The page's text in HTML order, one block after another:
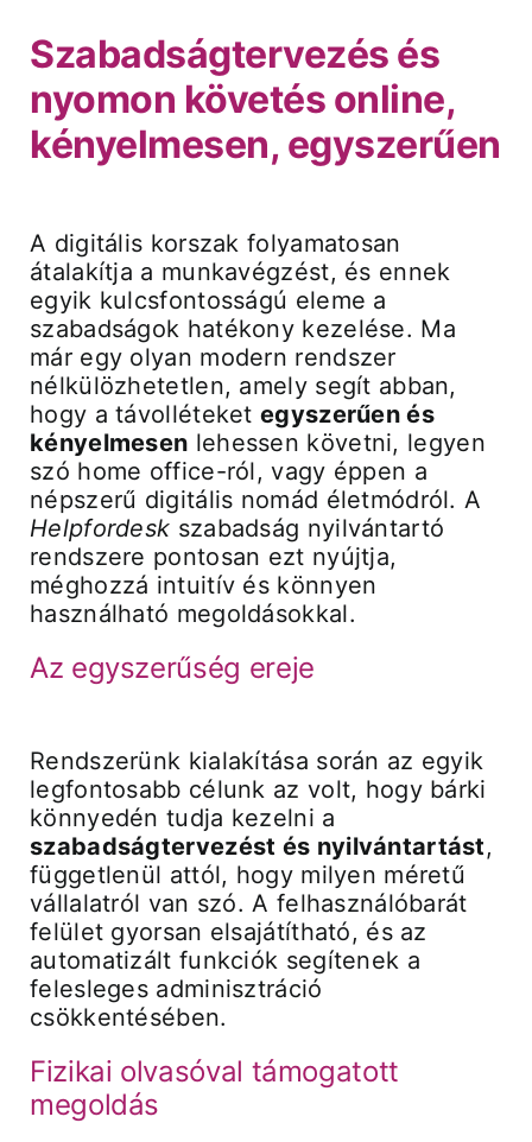
Árak és vásárlás
Regisztráció
Támogatás
Szabadságtervezés és
nyomon követés online,
kényelmesen, egyszerűen
A digitális korszak folyamatosan
átalakítja a munkavégzést, és ennek
egyik kulcsfontosságú eleme a
szabadságok hatékony kezelése. Ma
már egy olyan modern rendszer
nélkülözhetetlen, amely segít abban,
hogy a távolléteketegyszerűen és
kényelmesen lehessen követni, legyen
szó home office-ról, vagy éppen a
népszerű digitális nomád életmódról. A
Helpfordesk szabadság nyilvántartó
rendszere pontosan ezt nyújtja,
méghozzá intuitív és könnyen
használható megoldásokkal.
Az egyszerűség ereje
Rendszerünk kialakítása során az egyik
legfontosabb célunk az volt, hogy bárki
könnyedén tudja kezelni a
szabadságtervezést és nyilvántartást,
függetlenül attól, hogy milyen méretű
vállalatról van szó. A felhasználóbarát
felület gyorsan elsajátítható, és az
automatizált funkciók segítenek a
felesleges adminisztráció
csökkentésében.
Fizikai olvasóval támogatott
megoldás